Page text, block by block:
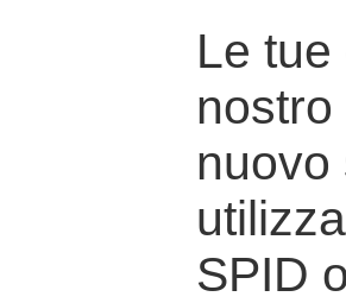
Le
nuovo
SPID